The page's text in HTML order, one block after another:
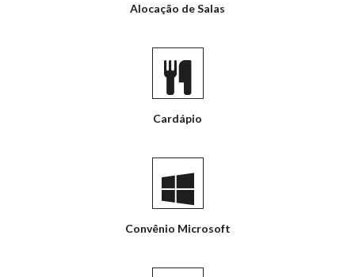
Alocação de Salas
Cardápio
Convênio Microsoft